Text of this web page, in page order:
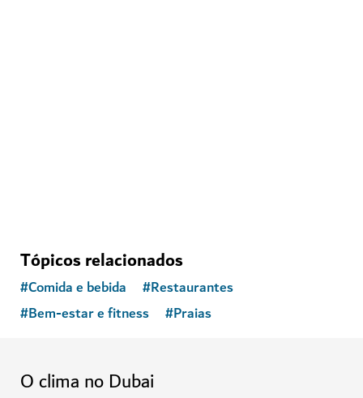
Tópicos relacionados
#Comida e bebida #Restaurantes
#Bem-estar e fitness #Praias
O clima no Dubai